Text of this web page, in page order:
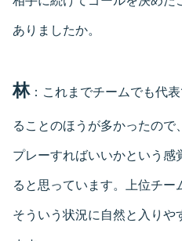
ありましたか。
林：これまでチームでも代
ることのほうが多かったので
プレーすればいいかという感
ると思っています。上位チー
そういう状況に自然と入りや